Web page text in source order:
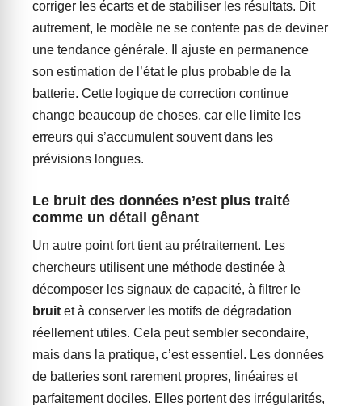
corriger les écarts et de stabiliser les résultats. Dit
autrement, le modèle ne se contente pas de deviner
une tendance générale. Il ajuste en permanence
son estimation de l’état le plus probable de la
batterie. Cette logique de correction continue
change beaucoup de choses, car elle limite les
erreurs qui s’accumulent souvent dans les
prévisions longues.
Le bruit des données n’est plus traité
comme un détail gênant
Un autre point fort tient au prétraitement. Les
chercheurs utilisent une méthode destinée à
décomposer les signaux de capacité, à filtrer le
bruit et à conserver les motifs de dégradation
réellement utiles. Cela peut sembler secondaire,
mais dans la pratique, c’est essentiel. Les données
de batteries sont rarement propres, linéaires et
parfaitement dociles. Elles portent des irrégularités,